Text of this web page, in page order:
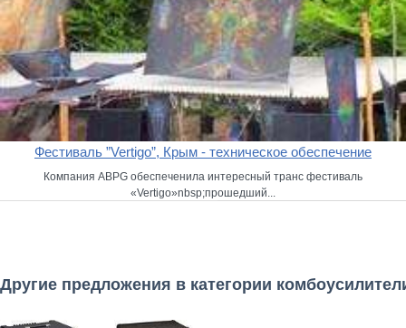
Фестиваль ”Vertigo”, Крым - техническое обеспечение
Компания ABPG обеспеченила интересный транс фестиваль
«Vertigo»nbsp;прошедший...
Другие предложения в категории